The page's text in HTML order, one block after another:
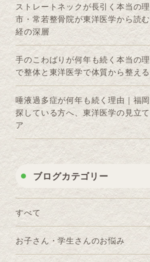
ストレートネックが長引く本当の
市・常若整骨院が東洋医学から読
経の深層
手のこわばりが何年も続く本当の
で整体と東洋医学で体質から整える
唾液過多症が何年も続く理由｜福
探している方へ、東洋医学の見立
ア
ブログカテゴリー
すべて
お子さん・学生さんのお悩み